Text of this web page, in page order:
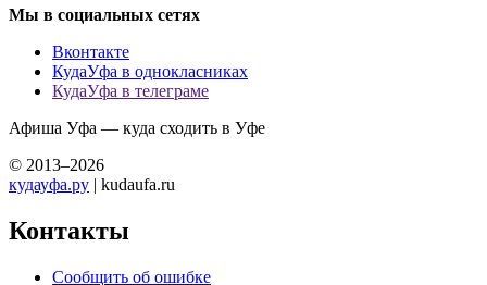
Мы в социальных сетях
Вконтакте
КудаУфа в однокласниках
КудаУфа в телеграме
Афиша Уфа — куда сходить в Уфе
© 2013–2026
кудауфа.ру | kudaufa.ru
Контакты
Сообщить об ошибке